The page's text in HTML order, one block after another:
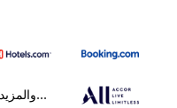
...والمزيد